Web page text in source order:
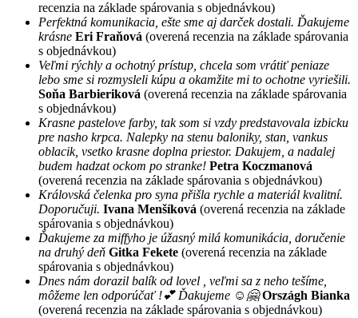
recenzia na základe spárovania s objednávkou)
Perfektná komunikacia, ešte sme aj darček dostali. Ďakujeme
krásne Eri Fraňová (overená recenzia na základe spárovania
s objednávkou)
Veľmi rýchly a ochotný prístup, chcela som vrátiť peniaze
lebo sme si rozmysleli kúpu a okamžite mi to ochotne vyriešili.
Soňa Barbieriková (overená recenzia na základe spárovania
s objednávkou)
Krasne pastelove farby, tak som si vzdy predstavovala izbicku
pre nasho krpca. Nalepky na stenu baloniky, stan, vankus
oblacik, vsetko krasne doplna priestor. Dakujem, a nadalej
budem hadzat ockom po stranke! Petra Koczmanová
(overená recenzia na základe spárovania s objednávkou)
Královská čelenka pro syna přišla rychle a materiál kvalitní.
Doporučuji. Ivana Menšíková (overená recenzia na základe
spárovania s objednávkou)
Ďakujeme za miffyho je úžasný milá komunikácia, doručenie
na druhý deň Gitka Fekete (overená recenzia na základe
spárovania s objednávkou)
Dnes nám dorazil balík od lovel , veľmi sa z neho tešíme,
môžeme len odporúčať !💕 Ďakujeme ☺️🤗 Országh Bianka
(overená recenzia na základe spárovania s objednávkou)